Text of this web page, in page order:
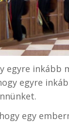
egyre inkább
egyre
egy